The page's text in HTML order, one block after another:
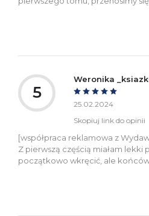
5
Weronika
25.02.2024
Skopiuj link do opinii
[współpraca reklamowa z
Z pierwszą częścią miałam lekki
początkowo wkręcić, ale